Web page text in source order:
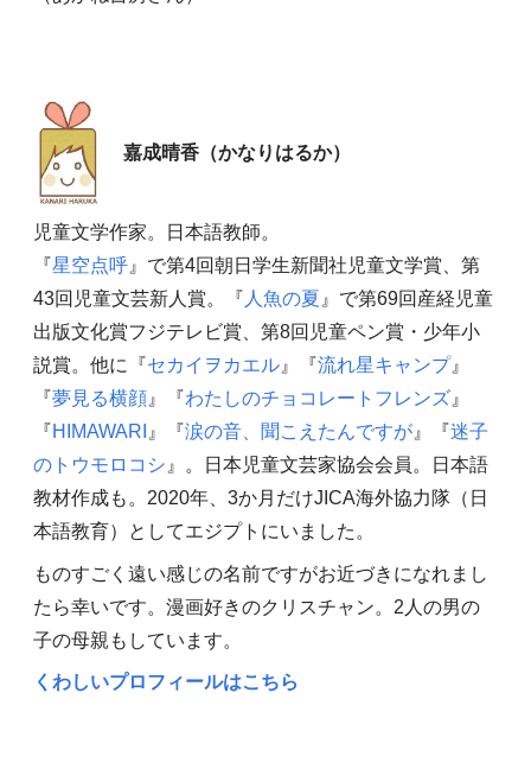
嘉成晴香（かなりはるか）
児童文学作家。日本語教師。
『星空点呼』で第4回朝日学生新聞社児童文学賞、第
43回児童文芸新人賞。『 人魚の夏 』で第69回産経児童
出版文化賞フジテレビ賞、第8回児童ペン賞・少年小
説賞。他に『セカイヲカエル』『流れ星キャンプ』
『夢見る横顔』『わたしのチョコレートフレンズ』
『HIMAWARI 』『涙の音、聞こえたんですが』『迷子
のトウモロコシ 』。日本児童文芸家協会会員。日本語
教材作成も。2020年、3か月だけJICA海外協力隊（日
本語教育）としてエジプトにいました。
ものすごく遠い感じの名前ですがお近づきになれまし
たら幸いです。漫画好きのクリスチャン。2人の男の
子の母親もしています。
くわしいプロフィールはこちら